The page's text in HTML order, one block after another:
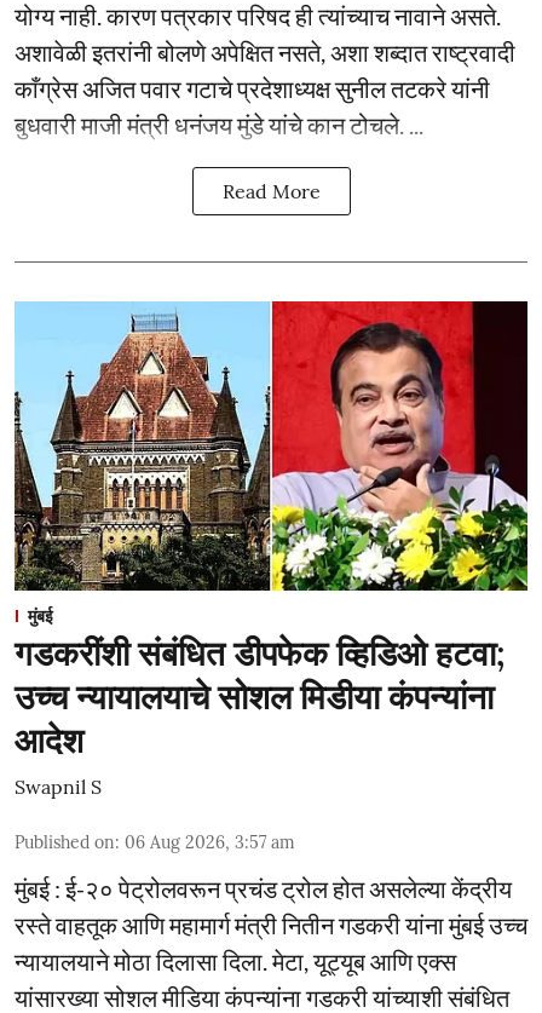
योग्य नाही. कारण पत्रकार परिषद ही त्यांच्याच नावाने असते.
अशावेळी इतरांनी बोलणे अपेक्षित नसते, अशा शब्दात राष्ट्रवादी
काँग्रेस अजित पवार गटाचे प्रदेशाध्यक्ष सुनील तटकरे यांनी
बुधवारी माजी मंत्री धनंजय मुंडे यांचे कान टोचले. ...
Read More
मुंबई
गडकरींशी संबंधित डीपफेक व्हिडिओ हटवा;
उच्च न्यायालयाचे सोशल मिडीया कंपन्यांना
आदेश
Swapnil S
Published on: 06 Aug 2026, 3:57 am
मुंबई : ई-२० पेट्रोलवरून प्रचंड ट्रोल होत असलेल्या केंद्रीय
रस्ते वाहतूक आणि महामार्ग मंत्री नितीन गडकरी यांना मुंबई उच्च
न्यायालयाने मोठा दिलासा दिला. मेटा, यूट्यूब आणि एक्स
यांसारख्या सोशल मीडिया कंपन्यांना गडकरी यांच्याशी संबंधित